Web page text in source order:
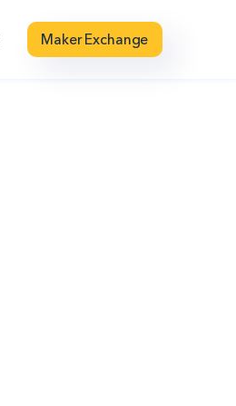
Maker Exchange